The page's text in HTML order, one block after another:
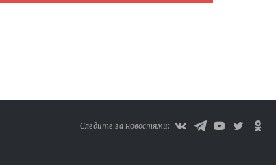
Следите за новостями: